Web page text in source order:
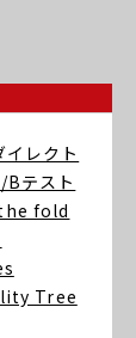
イレクト
Bテスト
fold
Tree